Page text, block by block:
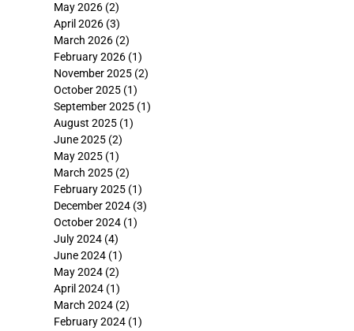
May 2026(2)
April 2026(3)
March 2026(2)
February 2026(1)
November 2025(2)
October 2025(1)
September 2025(1)
August 2025(1)
June 2025(2)
May 2025(1)
March 2025(2)
February 2025(1)
December 2024(3)
October 2024(1)
July 2024(4)
June 2024(1)
May 2024(2)
April 2024(1)
March 2024(2)
February 2024(1)